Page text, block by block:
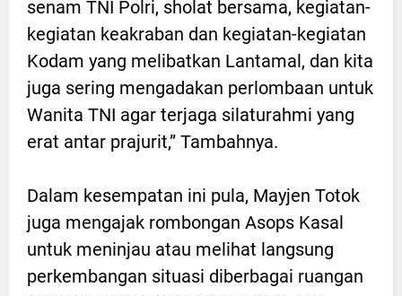
senam TNI Polri, sholat bersama, kegiatan-
kegiatan keakraban dan kegiatan-kegiatan
Kodam yang melibatkan Lantamal, dan kita
juga sering mengadakan perlombaan untuk
Wanita TNI agar terjaga silaturahmi yang
erat antar prajurit,” Tambahnya.
Dalam kesempatan ini pula, Mayjen Totok
juga mengajak rombongan Asops Kasal
untuk meninjau atau melihat langsung
perkembangan situasi diberbagai ruangan